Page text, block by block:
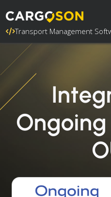
Transport Management